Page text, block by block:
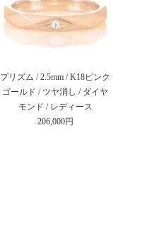
プリズム / 2.5mm / K18ピンク
ゴールド / ツヤ消し / ダイヤ
モンド / レディース
206,000円